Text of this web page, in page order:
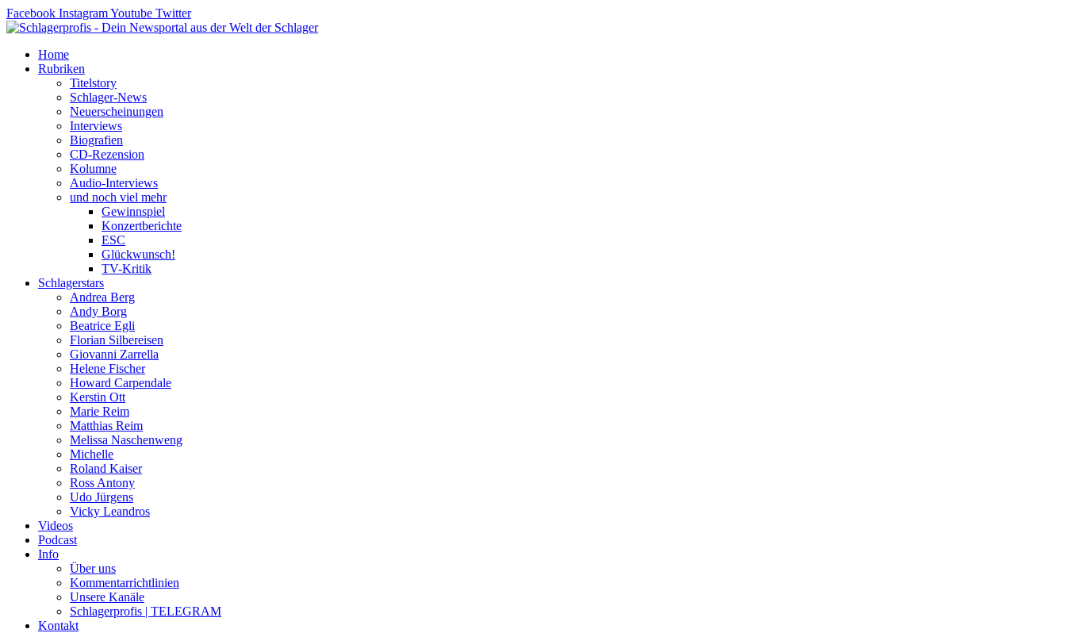
Zum
Inhalt
Facebook InstagramYoutube Twitter
Home
Rubriken
Titelstory
Schlager-News
Neuerscheinungen
Interviews
Biografien
CD-Rezension
Kolumne
Audio-Interviews
und noch viel mehr
Gewinnspiel
Konzertberichte
ESC
Glückwunsch!
TV-Kritik
Schlagerstars
Andrea Berg
Andy Borg
Beatrice Egli
Florian Silbereisen
Giovanni Zarrella
Helene Fischer
Howard Carpendale
Kerstin Ott
Marie Reim
Matthias Reim
Melissa Naschenweng
Michelle
Roland Kaiser
Ross Antony
Udo Jürgens
Vicky Leandros
Videos
Podcast
Info
Über uns
Kommentarrichtlinien
Unsere Kanäle
Schlagerprofis | TELEGRAM
Kontakt